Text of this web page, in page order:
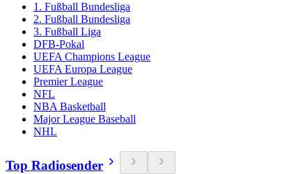
1. Fußball Bundesliga
2. Fußball Bundesliga
3. Fußball Liga
DFB-Pokal
UEFA Champions League
UEFA Europa League
Premier League
NFL
NBA Basketball
Major League Baseball
NHL
Top Radiosender